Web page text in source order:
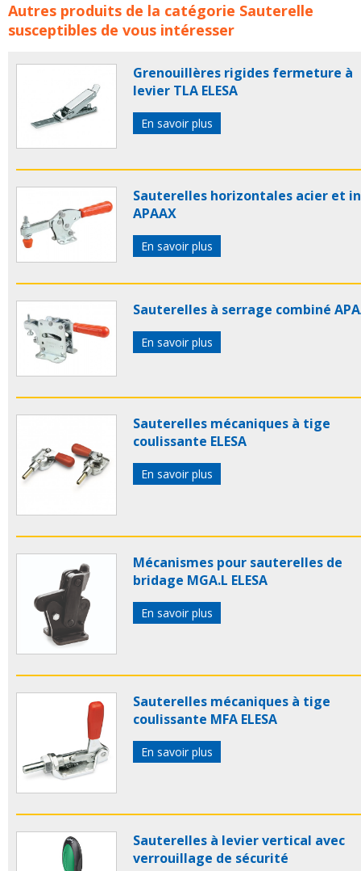
Sauterelles de bridage horizontales RAIS TOOLS
familles de produits :sauterellesauterelles
sauterelles de bridage
rais tools sauterelle industrielle sauterelles
industrielles
Autres produits de la catégorie Sauterelle
susceptibles de vous intéresser
Grenouillères rigides fermeture à
levier TLA ELESA
En savoir plus
Sauterelles horizontales acier et
APAAX
En savoir plus
Sauterelles à serrage combiné
En savoir plus
Sauterelles mécaniques à tige
coulissante ELESA
En savoir plus
Mécanismes pour sauterelles de
bridage MGA.L ELESA
En savoir plus
Sauterelles mécaniques à tige
coulissante MFA ELESA
En savoir plus
Sauterelles à levier vertical avec
verrouillage de sécurité